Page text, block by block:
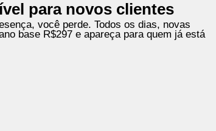
para novos clientes
você perde. Todos os dias, novas
base R$297 e apareça para quem já está